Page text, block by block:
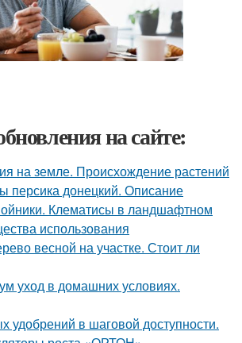
на сайте:
на земле. Происхождение растений
персика донецкий. Описание
Клематисы в ландшафтном
использования
весной на участке. Стоит ли
уход в домашних условиях.
удобрений в шаговой доступности.